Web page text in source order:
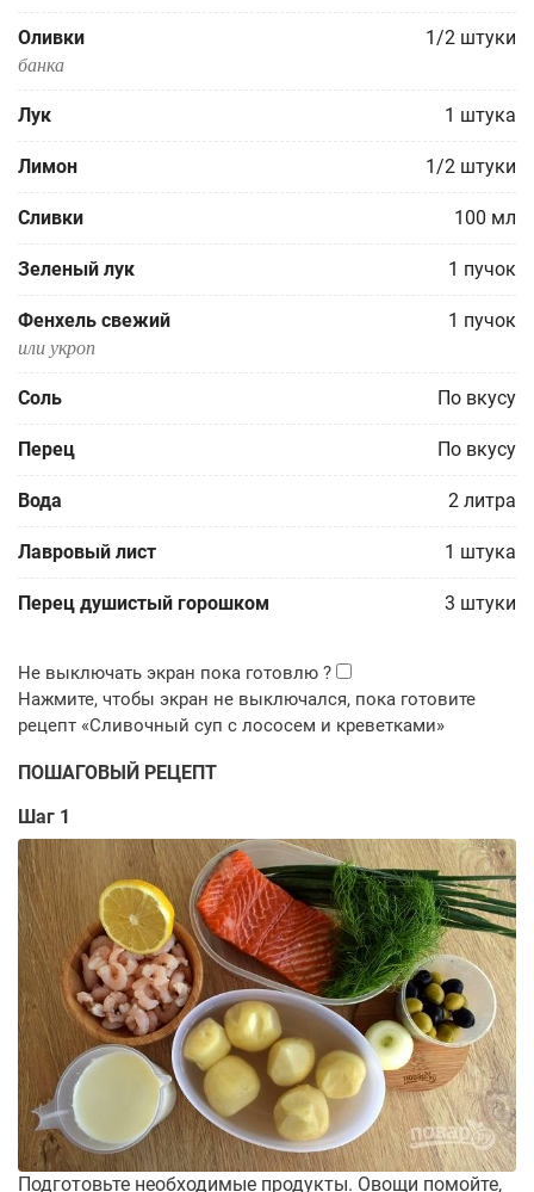
Оливки 1/2 штуки
банка
Лук 1 штука
Лимон 1/2 штуки
Сливки 100 мл
Зеленый лук 1 пучок
Фенхель свежий 1 пучок
или укроп
Соль По вкусу
Перец По вкусу
Вода 2 литра
Лавровый лист 1 штука
Перец душистый горошком 3 штуки
ПОШАГОВЫЙ РЕЦЕПТ
Шаг 1
Подготовьте необходимые продукты. Овощи помойте,